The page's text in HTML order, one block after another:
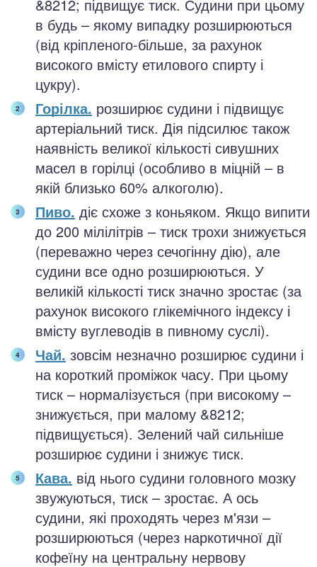
&8212; підвищує тиск. Судини при цьому
в будь – якому випадку розширюються
(від кріпленого-більше, за рахунок
високого вмісту етилового спирту і
цукру).
Горілка. розширює судини і підвищує
артеріальний тиск. Дія підсилює також
наявність великої кількості сивушних
масел в горілці (особливо в міцній – в
якій близько 60% алкоголю).
Пиво. діє схоже з коньяком. Якщо випити
до 200 мілілітрів – тиск трохи знижується
(переважно через сечогінну дію), але
судини все одно розширюються. У
великій кількості тиск значно зростає (за
рахунок високого глікемічного індексу і
вмісту вуглеводів в пивному суслі).
Чай. зовсім незначно розширює судини і
на короткий проміжок часу. При цьому
тиск – нормалізується (при високому –
знижується, при малому &8212;
підвищується). Зелений чай сильніше
розширює судини і знижує тиск.
Кава. від нього судини головного мозку
звужуються, тиск – зростає. А ось
судини, які проходять через м'язи –
розширюються (через наркотичної дії
кофеїну на центральну нервову